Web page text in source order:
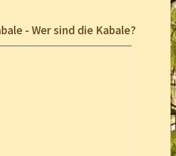
- Wer sind die Kabale?